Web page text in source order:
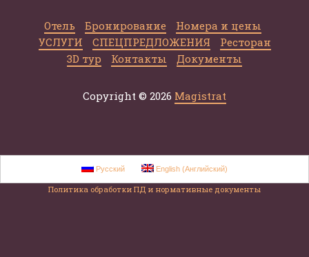
Copyright © 2026 Magistrat
Отель Бронирование
Номера и цены
УСЛУГИ
СПЕЦПРЕДЛОЖЕНИЯ
Ресторан
3D тур
Контакты Документы
Русский English (Английский)
Политика обработки ПД и нормативные документы